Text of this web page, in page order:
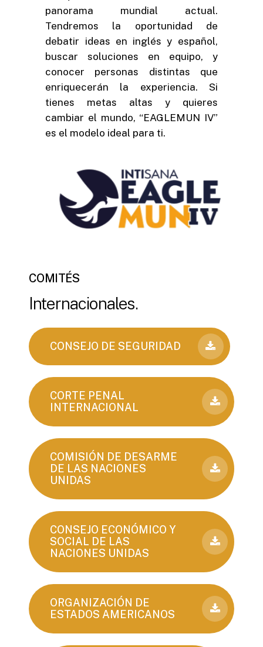
panorama mundial actual.
Tendremos la oportunidad de
debatir ideas en inglés y español,
buscar soluciones en equipo, y
conocer personas distintas que
enriquecerán la experiencia. Si
tienes metas altas y quieres
cambiar el mundo, “EAGLEMUN IV”
es el modelo ideal para ti.
COMITÉS
Internacionales.
CONSEJO DE SEGURIDAD
CORTE PENAL
INTERNACIONAL
COMISIÓN DE DESARME
DE LAS NACIONES
UNIDAS
CONSEJO ECONÓMICO Y
SOCIAL DE LAS
NACIONES UNIDAS
ORGANIZACIÓN DE
ESTADOS AMERICANOS